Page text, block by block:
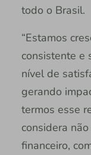
todo o Brasil.
“Estamos
consistente e
nível de
gerando
termos esse
considera
financeiro,